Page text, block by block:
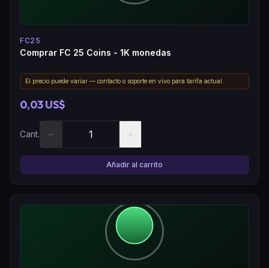
FC25
Comprar FC 25 Coins - 1K monedas
El precio puede variar — contacto o soporte en vivo para tarifa actual.
0,03 US$
Cant. − +
Añadir al carrito